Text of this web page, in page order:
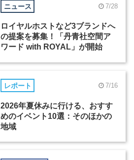
ニュース 7/28
ロイヤルホストなど3ブランドへ
の提案を募集！「丹青社空間ア
ワード with ROYAL」が開始
レポート 7/16
2026年夏休みに行ける、おすす
めのイベント10選：そのほかの
地域